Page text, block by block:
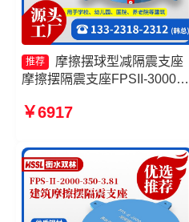
推荐
摩擦摆球型减隔震支座
摩擦摆隔震支座FPSII-3000-
支座FPSII-10000-300-3.48 建
￥6917